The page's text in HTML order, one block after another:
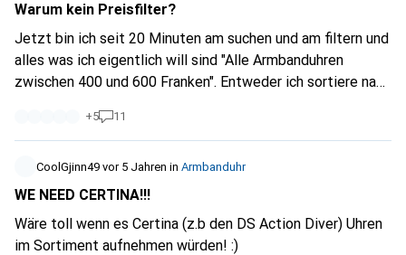
Warum kein Preisfilter?
Jetzt bin ich seit 20 Minuten am suchen und am filtern und
alles was ich eigentlich will sind "Alle Armbanduhren
zwischen 400 und 600 Franken". Entweder ich sortiere nach
und scrolle ewig nach vorne. Ich lobe Galaxus grundsätzlich
bei all meinen Freunden aber jetzt bin ich tatsächlich
gerade sehr frustriert. Warum ist so ein simples Feature
bei tausenden Objekten (in diesem Fall Armbanduhren)
+5 11
CoolGjinn49 vor 5 Jahren in Armbanduhr
WE NEED CERTINA!!!
Wäre toll wenn es Certina (z.b den DS Action Diver) Uhren
im Sortiment aufnehmen würden! :)